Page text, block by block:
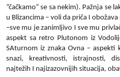
“čačkamo” se sa nekim). Pažnja se
u Blizancima – voli da priča I
–sve mu je zanimljivo I sve mu
aspekt sa retro Plutonom iz
SAturnom iz znaka Ovna –
snazi, kreativnosti, istrajnosti,
najtežih I najizazovnijih situacija,